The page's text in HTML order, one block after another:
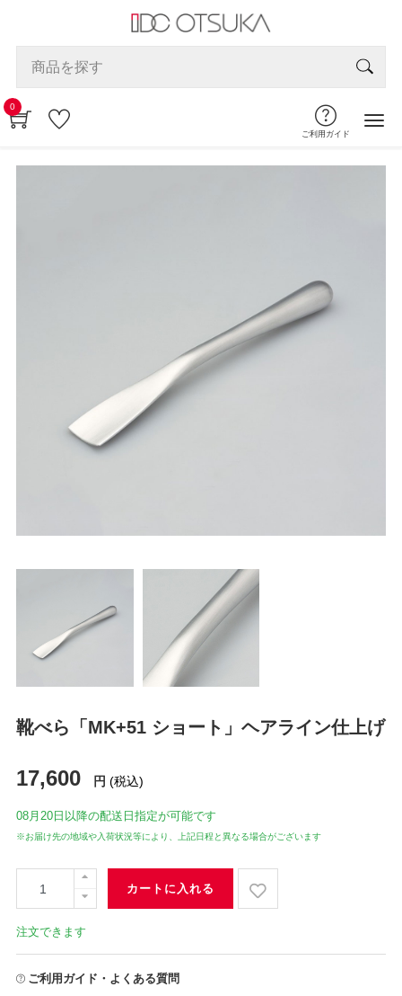
0
ご利用ガイド
靴べら「MK+51 ショート」ヘアライン仕上げ
17,600 円 (税込)
08月20日 以降の配送日指定が可能です
※お届け先の地域や入荷状況等により、上記日程と異なる場合がございます
カートに入れる
注文できます
ご利用ガイド・よくある質問